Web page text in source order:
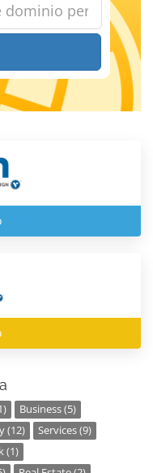
Business (5)
(12)
Services (9)
(1)